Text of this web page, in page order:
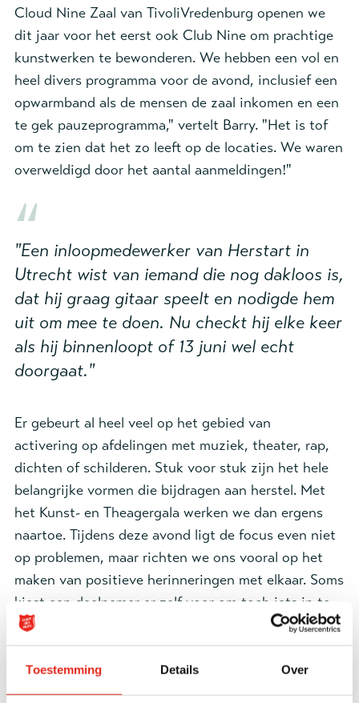
Toestemming Details Over
Cloud Nine Zaal van TivoliVredenburg openen we
dit jaar voor het eerst ook Club Nine om prachtige
kunstwerken te bewonderen. We hebben een vol en
heel divers programma voor de avond, inclusief een
opwarmband als de mensen de zaal inkomen en een
te gek pauzeprogramma," vertelt Barry. "Het is tof
om te zien dat het zo leeft op de locaties. We waren
overweldigd door het aantal aanmeldingen!"
"Een inloopmedewerker van Herstart in
Utrecht wist van iemand die nog dakloos is,
dat hij graag gitaar speelt en nodigde hem
uit om mee te doen. Nu checkt hij elke keer
als hij binnenloopt of 13 juni wel echt
doorgaat."
Er gebeurt al heel veel op het gebied van
activering op afdelingen met muziek, theater, rap,
dichten of schilderen. Stuk voor stuk zijn het hele
belangrijke vormen die bijdragen aan herstel. Met
het Kunst- en Theagergala werken we dan ergens
naartoe. Tijdens deze avond ligt de focus even niet
op problemen, maar richten we ons vooral op het
maken van positieve herinneringen met elkaar. Soms
kiest een deelnemer er zelf voor om toch iets in te
brengen over zijn of haar persoonlijke levensverhaal
in de vorm van een rap, liedje of schilderij. Je maakt
iets moois en je legt je ziel en zaligheid daar in. En
misschien vloeit daar iets uit wat je normaal